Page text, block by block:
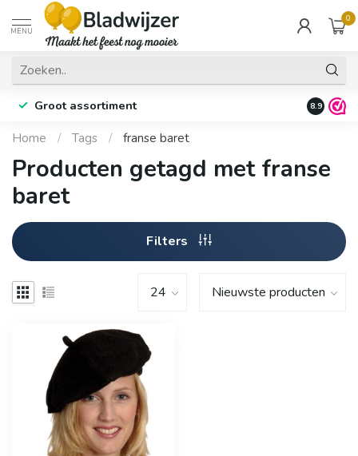
MENU
0
Groot assortiment Fysieke
8.9
Home / Tags / franse baret
Producten getagd met franse
baret
Filters